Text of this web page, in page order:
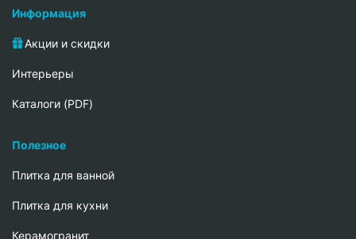
Информация
Акции и скидки
Интерьеры
Каталоги (PDF)
Полезное
Плитка для ванной
Плитка для кухни
Керамогранит